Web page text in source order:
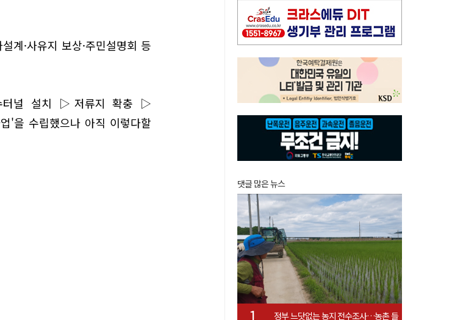
계·사유지 보상·주민설명회 등
터널 설치 ▷저류지 확충 ▷
'을 수립했으나 아직 이렇다할
댓글 많은 뉴스
정부 느닷없는 농지 전수조사…농촌 들